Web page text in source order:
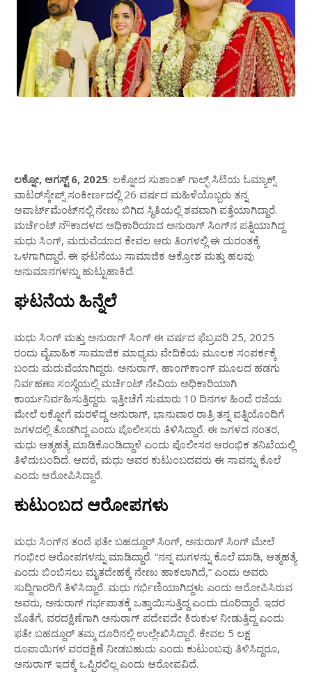
ಲಕ್ನೋ, ಆಗಸ್ಟ್ 6, 2025: ಲಕ್ನೋದ ಸುಶಾಂತ್ ಗಾಲ್ಫ್ ಸಿಟಿಯ ಓಮ್ಯಾಕ್ಸ್
ವಾಟರ್‌ಸ್ಕೇಪ್ಸ್ ಸಂಕೀರ್ಣದಲ್ಲಿ 26 ವರ್ಷದ ಮಹಿಳೆಯೊಬ್ಬರು ತನ್ನ
ಅಪಾರ್ಟ್‌ಮೆಂಟ್‌ನಲ್ಲಿ ನೇಣು ಬಿಗಿದ ಸ್ಥಿತಿಯಲ್ಲಿ ಶವವಾಗಿ ಪತ್ತೆಯಾಗಿದ್ದಾರೆ.
ಮರ್ಚೆಂಟ್ ನೌಕಾದಳದ ಅಧಿಕಾರಿಯಾದ ಅನುರಾಗ್ ಸಿಂಗ್‌ನ ಪತ್ನಿಯಾಗಿದ್ದ
ಮಧು ಸಿಂಗ್, ಮದುವೆಯಾದ ಕೇವಲ ಆರು ತಿಂಗಳಲ್ಲಿ ಈ ದುರಂತಕ್ಕೆ
ಒಳಗಾಗಿದ್ದಾರೆ. ಈ ಘಟನೆಯು ಸಾಮಾಜಿಕ ಆಕ್ರೋಶ ಮತ್ತು ಹಲವು
ಅನುಮಾನಗಳನ್ನು ಹುಟ್ಟುಹಾಕಿದೆ.
ಘಟನೆಯ ಹಿನ್ನೆಲೆ
ಮಧು ಸಿಂಗ್ ಮತ್ತು ಅನುರಾಗ್ ಸಿಂಗ್ ಈ ವರ್ಷದ ಫೆಬ್ರವರಿ 25, 2025
ರಂದು ವೈವಾಹಿಕ ಸಾಮಾಜಿಕ ಮಾಧ್ಯಮ ವೇದಿಕೆಯ ಮೂಲಕ ಸಂಪರ್ಕಕ್ಕೆ
ಬಂದು ಮದುವೆಯಾಗಿದ್ದರು. ಅನುರಾಗ್, ಹಾಂಗ್‌ಕಾಂಗ್ ಮೂಲದ ಹಡಗು
ನಿರ್ವಹಣಾ ಸಂಸ್ಥೆಯಲ್ಲಿ ಮರ್ಚೆಂಟ್ ನೇವಿಯ ಅಧಿಕಾರಿಯಾಗಿ
ಕಾರ್ಯನಿರ್ವಹಿಸುತ್ತಿದ್ದರು. ಇತ್ತೀಚೆಗೆ ಸುಮಾರು 10 ದಿನಗಳ ಹಿಂದೆ ರಜೆಯ
ಮೇಲೆ ಲಕ್ನೋಗೆ ಮರಳಿದ್ದ ಅನುರಾಗ್, ಭಾನುವಾರ ರಾತ್ರಿ ತನ್ನ ಪತ್ನಿಯೊಂದಿಗೆ
ಜಗಳದಲ್ಲಿ ತೊಡಗಿದ್ದ ಎಂದು ಪೊಲೀಸರು ತಿಳಿಸಿದ್ದಾರೆ. ಈ ಜಗಳದ ನಂತರ,
ಮಧು ಆತ್ಮಹತ್ಯೆ ಮಾಡಿಕೊಂಡಿದ್ದಾಳೆ ಎಂದು ಪೊಲೀಸರ ಆರಂಭಿಕ ತನಿಖೆಯಲ್ಲಿ
ತಿಳಿದುಬಂದಿದೆ. ಆದರೆ, ಮಧು ಅವರ ಕುಟುಂಬದವರು ಈ ಸಾವನ್ನು ಕೊಲೆ
ಎಂದು ಆರೋಪಿಸಿದ್ದಾರೆ.
ಕುಟುಂಬದ ಆರೋಪಗಳು
ಮಧು ಸಿಂಗ್‌ನ ತಂದೆ ಫತೇ ಬಹದ್ದೂರ್ ಸಿಂಗ್, ಅನುರಾಗ್ ಸಿಂಗ್ ಮೇಲೆ
ಗಂಭೀರ ಆರೋಪಗಳನ್ನು ಮಾಡಿದ್ದಾರೆ. “ನನ್ನ ಮಗಳನ್ನು ಕೊಲೆ ಮಾಡಿ, ಆತ್ಮಹತ್ಯೆ
ಎಂದು ಬಿಂಬಿಸಲು ಮೃತದೇಹಕ್ಕೆ ನೇಣು ಹಾಕಲಾಗಿದೆ,” ಎಂದು ಅವರು
ಸುದ್ದಿಗಾರರಿಗೆ ತಿಳಿಸಿದ್ದಾರೆ. ಮಧು ಗರ್ಭಿಣಿಯಾಗಿದ್ದಳು ಎಂದು ಆರೋಪಿಸಿರುವ
ಅವರು, ಅನುರಾಗ್ ಗರ್ಭಪಾತಕ್ಕೆ ಒತ್ತಾಯಿಸುತ್ತಿದ್ದ ಎಂದು ದೂರಿದ್ದಾರೆ. ಇದರ
ಜೊತೆಗೆ, ವರದಕ್ಷಿಣೆಗಾಗಿ ಅನುರಾಗ್ ಪದೇಪದೇ ಕಿರುಕುಳ ನೀಡುತ್ತಿದ್ದ ಎಂದು
ಫತೇ ಬಹದ್ದೂರ್ ತಮ್ಮ ದೂರಿನಲ್ಲಿ ಉಲ್ಲೇಖಿಸಿದ್ದಾರೆ. ಕೇವಲ 5 ಲಕ್ಷ
ರೂಪಾಯಿಗಳ ವರದಕ್ಷಿಣೆ ನೀಡಬಹುದು ಎಂದು ಕುಟುಂಬವು ತಿಳಿಸಿದ್ದರೂ,
ಅನುರಾಗ್ ಇದಕ್ಕೆ ಒಪ್ಪಿರಲಿಲ್ಲ ಎಂದು ಆರೋಪವಿದೆ.